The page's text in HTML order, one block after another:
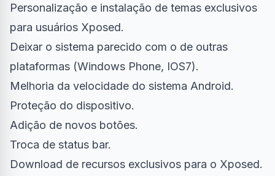
Personalização e instalação de temas exclusivos
para usuários Xposed.
Deixar o sistema parecido com o de outras
plataformas (Windows Phone, IOS7).
Melhoria da velocidade do sistema Android.
Proteção do dispositivo.
Adição de novos botões.
Troca de status bar.
Download de recursos exclusivos para o Xposed.